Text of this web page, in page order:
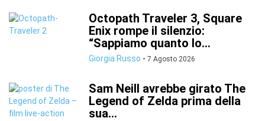
Octopath Traveler 3, Square
Enix rompe il silenzio:
“Sappiamo quanto lo...
Giorgia Russo - 7 Agosto 2026
Sam Neill avrebbe girato The
Legend of Zelda prima della
sua...